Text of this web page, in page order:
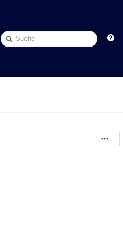
Schnellsuche